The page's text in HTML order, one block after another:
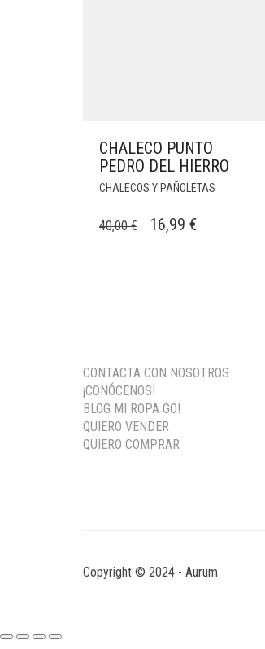
CHALECO PUNTO
PEDRO DEL HIERRO
CHALECOS Y PAÑOLETAS
40,00€
EL
16,99 €EL
CONTACTA CON NOSOTROS
¡CONÓCENOS!
BLOG MI ROPA GO!
QUIERO VENDER
QUIERO COMPRAR
Copyright © 2024 - Aurum